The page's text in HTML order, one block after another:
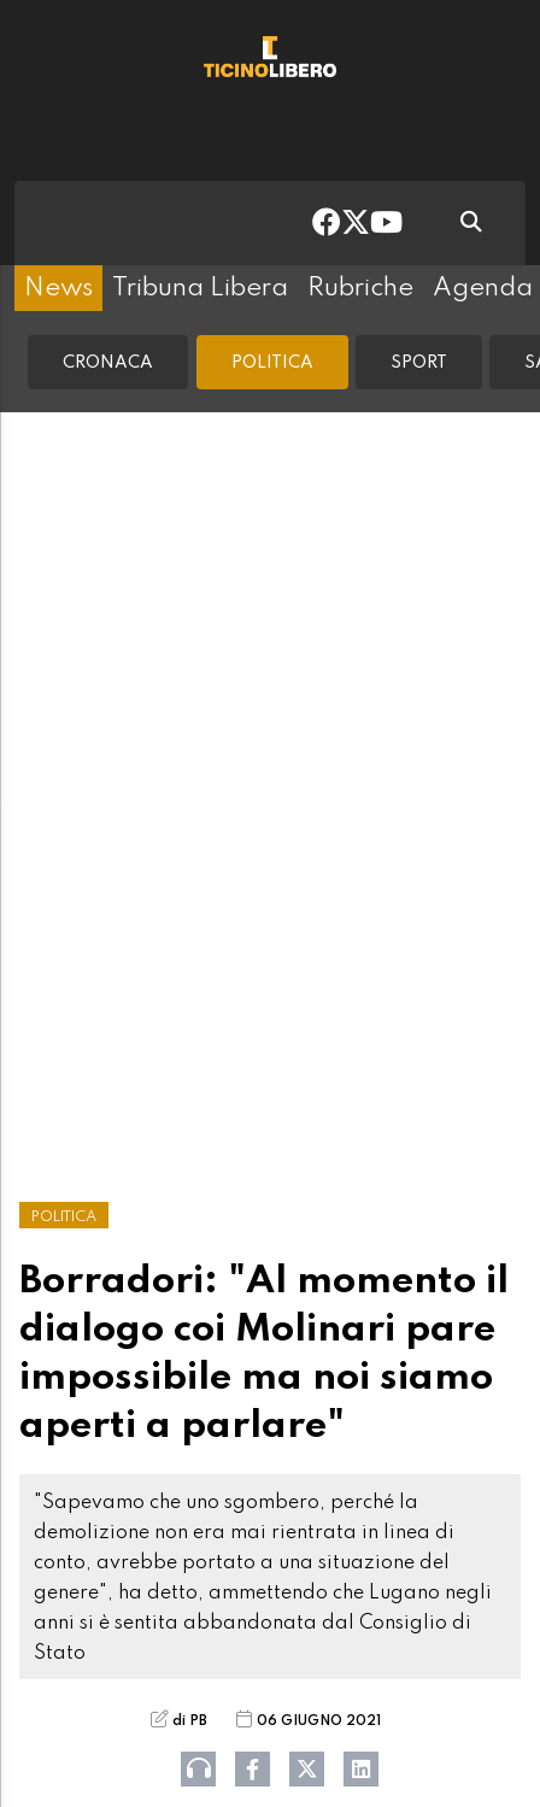
News Tribuna Libera Rubriche Agenda
CRONACA POLITICA SPORT
POLITICA
Borradori: "Al momento il
dialogo coi Molinari pare
impossibile ma noi siamo
aperti a parlare"
"Sapevamo che uno sgombero, perché la
demolizione non era mai rientrata in linea di
conto, avrebbe portato a una situazione del
genere", ha detto, ammettendo che Lugano negli
anni si è sentita abbandonata dal Consiglio di
Stato
di PB 06 GIUGNO 2021